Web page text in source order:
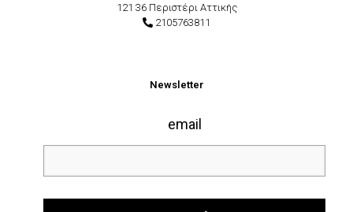
121 36 Περιστέρι Αττικής
2105763811
Newsletter
email